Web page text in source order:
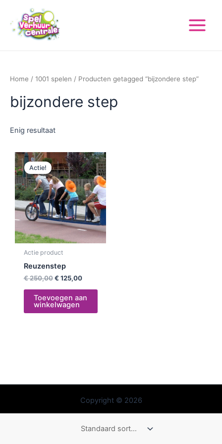
Menu
Home / 1001 spelen / Producten getagged “bijzondere step”
bijzondere step
Enig resultaat
Actie!
Actie product
Reuzenstep
€250,00
Oorspronkelijke
prijs
was:
€ 250,00.
€ 125,00
Huidige
prijs
is:
€ 125,00.
Toevoegen aan
winkelwagen
Copyright © 2026